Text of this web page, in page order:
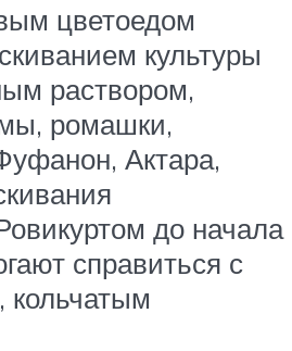
цветоедом
культуры
раствором,
ромашки,
Актара,
до начала
справиться с